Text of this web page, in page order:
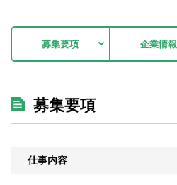
募集要項 企業情報
募集要項
仕事内容